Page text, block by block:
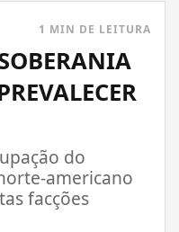
1 MIN DE LEITURA
do
americano
facções